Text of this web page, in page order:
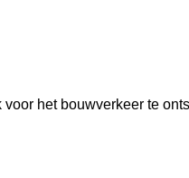
het bouwverkeer te